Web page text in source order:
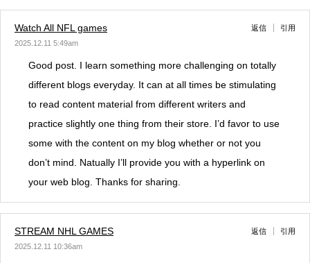
Watch All NFL games
2025.12.11 5:49am
返信 引用
Good post. I learn something more challenging on totally
different blogs everyday. It can at all times be stimulating
to read content material from different writers and
practice slightly one thing from their store. I’d favor to use
some with the content on my blog whether or not you
don’t mind. Natually I’ll provide you with a hyperlink on
your web blog. Thanks for sharing.
STREAM NHL GAMES
2025.12.11 10:36am
返信 引用